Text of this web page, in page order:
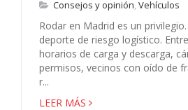
Consejos y opinión, Vehículos
Rodar en Madrid es un
deporte de riesgo logístico.
horarios de carga y descarga,
permisos, vecinos con oído de
r...
LEER MÁS